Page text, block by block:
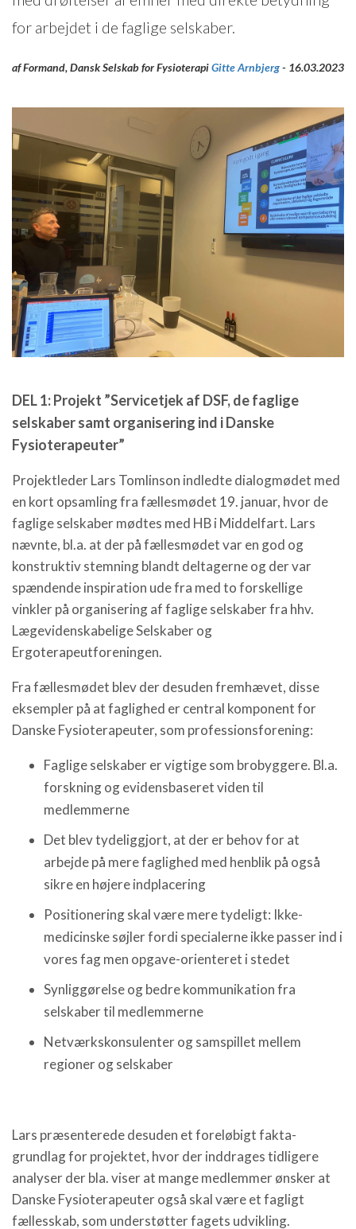
for arbejdet i de faglige selskaber.
af Formand, Dansk Selskab for FysioterapiGitte Arnbjerg- 16.03.2023
DEL 1: Projekt ”Servicetjek af DSF, de faglige
selskaber samt organisering ind i Danske
Fysioterapeuter”
Projektleder Lars Tomlinson indledte dialogmødet med
en kort opsamling fra fællesmødet 19. januar, hvor de
faglige selskaber mødtes med HB i Middelfart. Lars
nævnte, bl.a. at der på fællesmødet var en god og
konstruktiv stemning blandt deltagerne og der var
spændende inspiration ude fra med to forskellige
vinkler på organisering af faglige selskaber fra hhv.
Lægevidenskabelige Selskaber og
Ergoterapeutforeningen.
Fra fællesmødet blev der desuden fremhævet, disse
eksempler på at faglighed er central komponent for
Danske Fysioterapeuter, som professionsforening:
Faglige selskaber er vigtige som brobyggere. Bl.a.
forskning og evidensbaseret viden til
medlemmerne
Det blev tydeliggjort, at der er behov for at
arbejde på mere faglighed med henblik på også
sikre en højere indplacering
Positionering skal være mere tydeligt: Ikke-
medicinske søjler fordi specialerne ikke passer ind i
vores fag men opgave-orienteret i stedet
Synliggørelse og bedre kommunikation fra
selskaber til medlemmerne
Netværkskonsulenter og samspillet mellem
regioner og selskaber
Lars præsenterede desuden et foreløbigt fakta-
grundlag for projektet, hvor der inddrages tidligere
analyser der bla. viser at mange medlemmer ønsker at
Danske Fysioterapeuter også skal være et fagligt
fællesskab, som understøtter fagets udvikling.